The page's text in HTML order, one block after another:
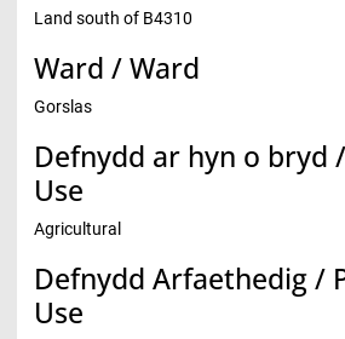
Land south of B4310
Ward / Ward
Gorslas
Defnydd ar hyn o bryd
Use
Agricultural
Defnydd Arfaethedig /
Use